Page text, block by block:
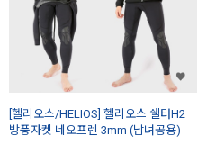
[헬리오스/HELIOS] 헬리오스 쉘터H2
방풍자켓 네오프렌 3mm (남녀공용)